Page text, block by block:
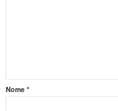
Nome *